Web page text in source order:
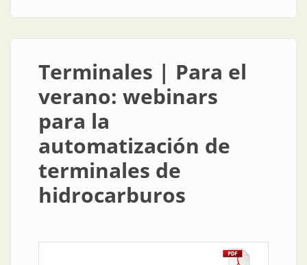
Terminales | Para el
verano: webinars
para la
automatización de
terminales de
hidrocarburos